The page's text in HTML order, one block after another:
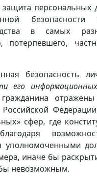
защита
в самых
потерпевшего,
безопасность
его
Российской
сфер, где
уполномоченными
иначе бы
невозможным.